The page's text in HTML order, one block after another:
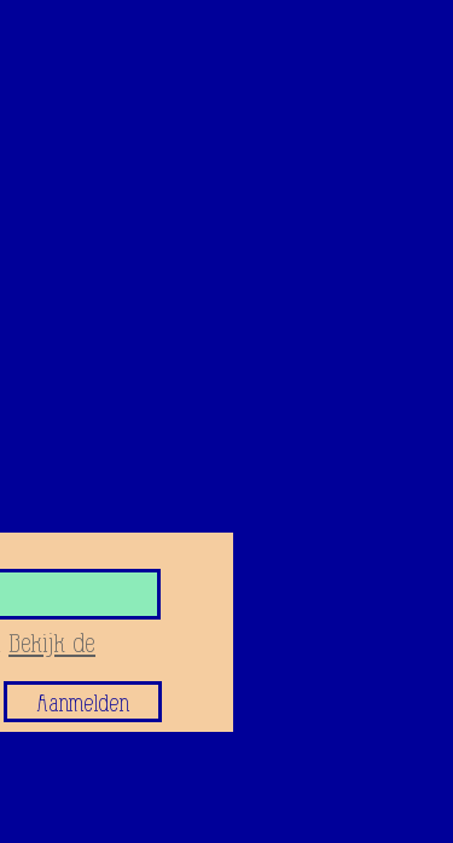
Bekijk de
Aanmelden